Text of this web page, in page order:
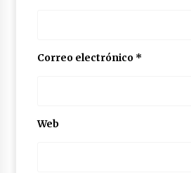
Correo electrónico *
Web